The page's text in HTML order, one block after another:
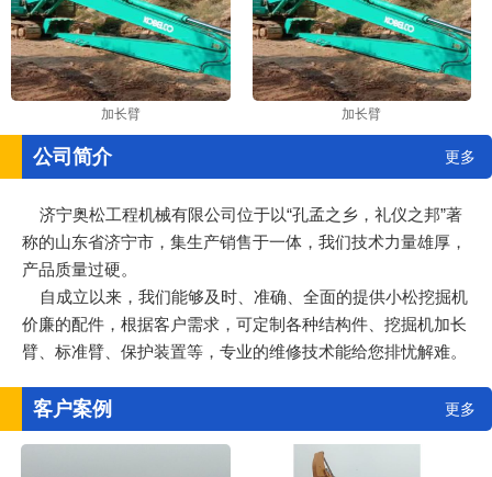
加长臂 加长臂
公司简介 更多
济宁奥松工程机械有限公司位于以“孔孟之乡，礼仪之邦”著
称的山东省济宁市，集生产销售于一体，我们技术力量雄厚，
产品质量过硬。
自成立以来，我们能够及时、准确、全面的提供小松挖掘机
价廉的配件，根据客户需求，可定制各种结构件、挖掘机加长
臂、标准臂、保护装置等，专业的维修技术能给您排忧解难。
客户案例 更多